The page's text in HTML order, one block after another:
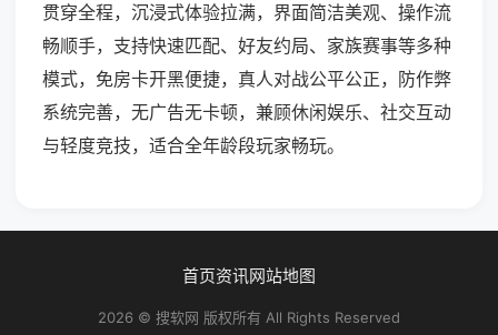
贯穿全程，沉浸式体验拉满，界面简洁美观、操作流
畅顺手，支持快速匹配、好友约局、家族赛事等多种
模式，免房卡开黑便捷，真人对战公平公正，防作弊
系统完善，无广告无卡顿，兼顾休闲娱乐、社交互动
与轻度竞技，适合全年龄段玩家畅玩。
首页资讯网站地图
2026 © 搜软网 版权所有 All Rights Reserved